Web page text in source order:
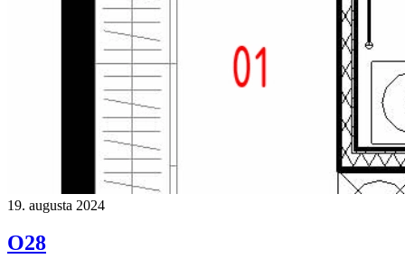
19. augusta 2024
O28